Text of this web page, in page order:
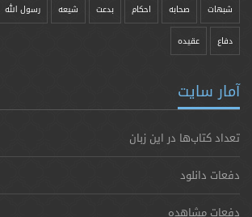
شبهات صحابه احکام بدعت شیعه رسول الله
دفاع عقیده
آمار سایت
تعداد کتاب‌ها در این زبان
دفعات دانلود
دفعات مشاهده